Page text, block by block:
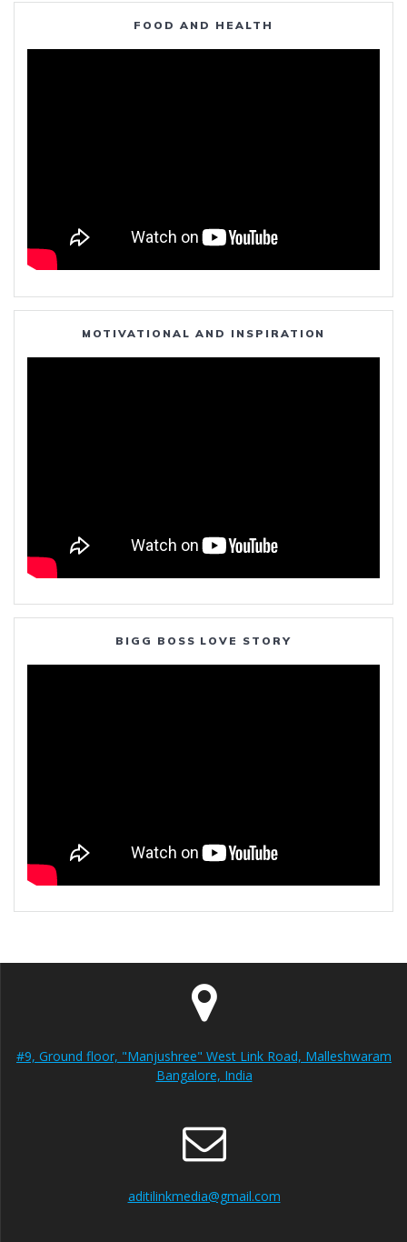
FOOD AND HEALTH
MOTIVATIONAL AND INSPIRATION
BIGG BOSS LOVE STORY
#9, Ground floor, "Manjushree" West Link Road, Malleshwaram
Bangalore, India
aditilinkmedia@gmail.com